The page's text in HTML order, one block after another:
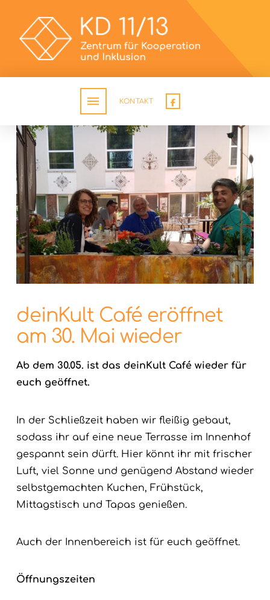
KONTAKT
deinKult Café eröffnet
am 30. Mai wieder
Ab dem 30.05. ist das deinKult Café wieder für
euch geöffnet.
In der Schließzeit haben wir fleißig gebaut,
sodass ihr auf eine neue Terrasse im Innenhof
gespannt sein dürft. Hier könnt ihr mit frischer
Luft, viel Sonne und genügend Abstand wieder
selbstgemachten Kuchen, Frühstück,
Mittagstisch und Tapas genießen.
Auch der Innenbereich ist für euch geöffnet.
Öffnungszeiten